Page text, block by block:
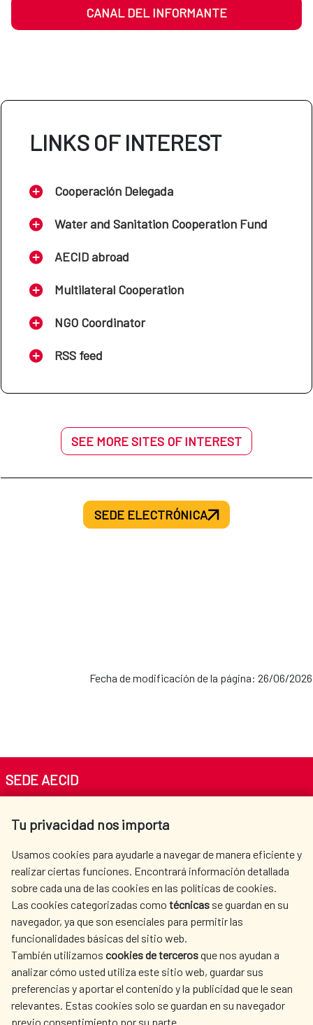
CANAL DEL INFORMANTE
LINKS OF INTEREST
Cooperación Delegada
Water and Sanitation Cooperation Fund
AECID abroad
Multilateral Cooperation
NGO Coordinator
RSS feed
SEE MORE SITES OF INTEREST
SEDE ELECTRÓNICA
Fecha de modificación de la página: 26/06/2026
Tu privacidad nos importa
Usamos cookies para ayudarle a navegar de manera eficiente y
realizar ciertas funciones. Encontrará información detallada
sobre cada una de las cookies en las políticas de cookies.
Las cookies categorizadas como técnicas se guardan en su
navegador, ya que son esenciales para permitir las
funcionalidades básicas del sitio web.
También utilizamos cookies de tercerosque nos ayudan a
analizar cómo usted utiliza este sitio web, guardar sus
preferencias y aportar el contenido y la publicidad que le sean
relevantes. Estas cookies solo se guardan en su navegador
previo consentimiento por su parte.
SEDE AECID
Tel. +34 900 20 30 54​​​​​​​
AECID
WHERE DO WE COOPERATE?
SPANISH HUMANITARIAN
ACTION
PRESS ROOM
CULTURE AND SCIENCE LIBRARY